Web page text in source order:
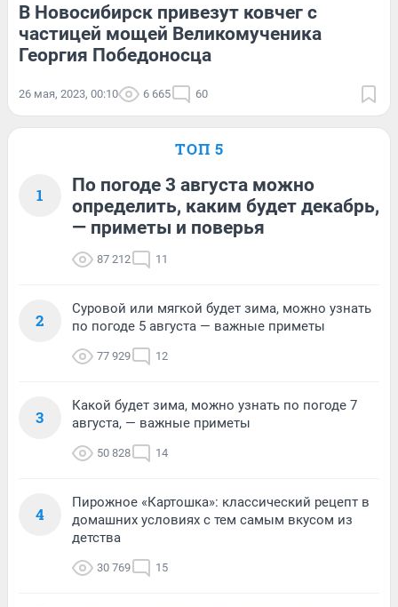
В Новосибирск привезут ковчег с
частицей мощей Великомученика
Георгия Победоносца
26 мая, 2023, 00:10 6 665 60
ТОП 5
1
По погоде 3 августа можно
определить, каким будет декабрь,
— приметы и поверья
87 212 11
2
Суровой или мягкой будет зима, можно узнать
по погоде 5 августа — важные приметы
77 929 12
3
Какой будет зима, можно узнать по погоде 7
августа, — важные приметы
50 828 14
4
Пирожное «Картошка»: классический рецепт в
домашних условиях с тем самым вкусом из
детства
30 769 15